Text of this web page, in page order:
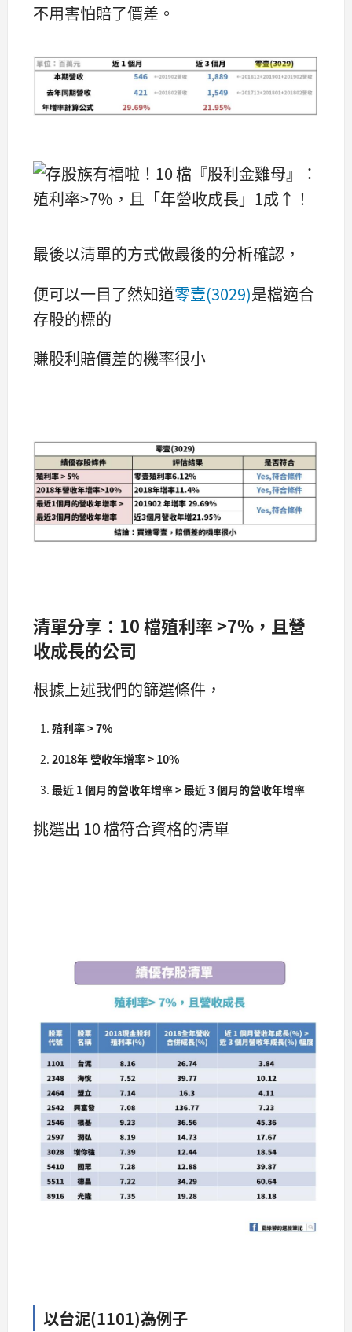
不用害怕賠了價差。
最後以清單的方式做最後的分析確認，
便可以一目了然知道零壹(3029)是檔適合
存股的標的
賺股利賠價差的機率很小
清單分享：10 檔殖利率 >7%，且營
收成長的公司
根據上述我們的篩選條件，
殖利率 > 7%
2018年 營收年增率 > 10%
最近 1 個月的營收年增率 > 最近 3 個月的營收年增率
挑選出 10 檔符合資格的清單
以台泥(1101)為例子